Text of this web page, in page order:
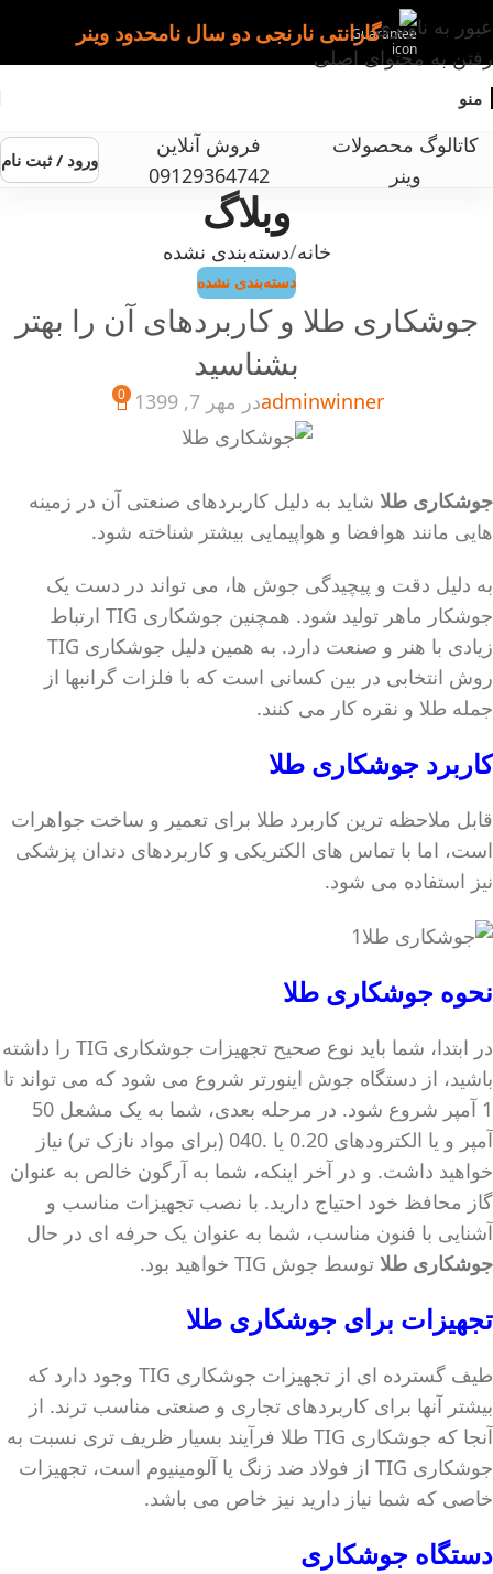
عبور به ناوبری
رفتن به محتوای اصلی
گارانتی نارنجی دو سال نامحدود وینر
منو
کاتالوگ محصولات
وینر
فروش آنلاین
09129364742
ورود / ثبت نام
وبلاگ
خانه دسته‌بندی نشده
دسته‌بندی نشده
جوشکاری طلا و کاربردهای آن را بهتر
بشناسید
adminwinnerدر مهر 7, 1399 0
جوشکاری طلا شاید به دلیل کاربردهای صنعتی آن در زمینه
هایی مانند هوافضا و هواپیمایی بیشتر شناخته شود.
به دلیل دقت و پیچیدگی جوش ها، می تواند در دست یک
جوشکار ماهر تولید شود. همچنین جوشکاری TIG ارتباط
زیادی با هنر و صنعت دارد. به همین دلیل جوشکاری TIG
روش انتخابی در بین کسانی است که با فلزات گرانبها از
جمله طلا و نقره کار می کنند.
کاربرد جوشکاری طلا
قابل ملاحظه ترین کاربرد طلا برای تعمیر و ساخت جواهرات
است، اما با تماس های الکتریکی و کاربردهای دندان پزشکی
نیز استفاده می شود.
نحوه جوشکاری طلا
در ابتدا، شما باید نوع صحیح تجهیزات جوشکاری TIG را داشته
باشید، از دستگاه جوش اینورتر شروع می شود که می تواند تا
1 آمپر شروع شود. در مرحله بعدی، شما به یک مشعل 50
آمپر و یا الکترودهای 0.20 یا .040 (برای مواد نازک تر) نیاز
خواهید داشت. و در آخر اینکه، شما به آرگون خالص به عنوان
گاز محافظ خود احتیاج دارید. با نصب تجهیزات مناسب و
آشنایی با فنون مناسب، شما به عنوان یک حرفه ای در حال
جوشکاری طلا توسط جوش TIG خواهید بود.
تجهیزات برای جوشکاری طلا
طیف گسترده ای از تجهیزات جوشکاری TIG وجود دارد که
بیشتر آنها برای کاربردهای تجاری و صنعتی مناسب ترند. از
آنجا که جوشکاری TIG طلا فرآیند بسیار ظریف تری نسبت به
جوشکاری TIG از فولاد ضد زنگ یا آلومینیوم است، تجهیزات
خاصی که شما نیاز دارید نیز خاص می باشد.
دستگاه جوشکاری